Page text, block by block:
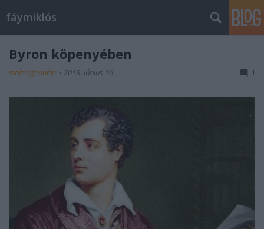
fáymiklós
Byron köpenyében
stolzingimalter • 2018. június 16. 1